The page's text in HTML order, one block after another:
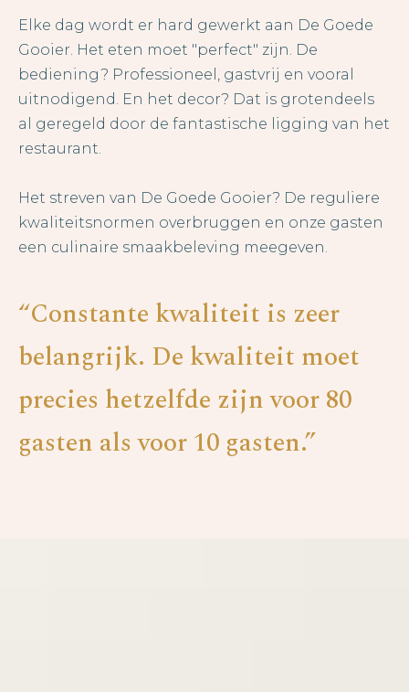
De Goede Gooier
Elke dag wordt er hard gewerkt aan De Goede
Gooier. Het eten moet "perfect" zijn. De
bediening? Professioneel, gastvrij en vooral
uitnodigend. En het decor? Dat is grotendeels
al geregeld door de fantastische ligging van het
restaurant.
Het streven van De Goede Gooier? De reguliere
kwaliteitsnormen overbruggen en onze gasten
een culinaire smaakbeleving meegeven.
“Constante kwaliteit is zeer
belangrijk. De kwaliteit moet
precies hetzelfde zijn voor 80
gasten als voor 10 gasten.”